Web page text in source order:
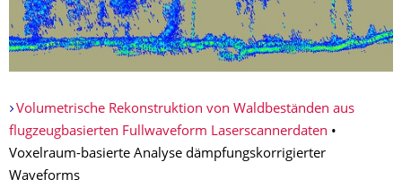
Volumetrische Rekonstruktion von Waldbeständen aus
flugzeugbasierten Fullwaveform Laserscannerdaten •
Voxelraum-basierte Analyse dämpfungskorrigierter
Waveforms